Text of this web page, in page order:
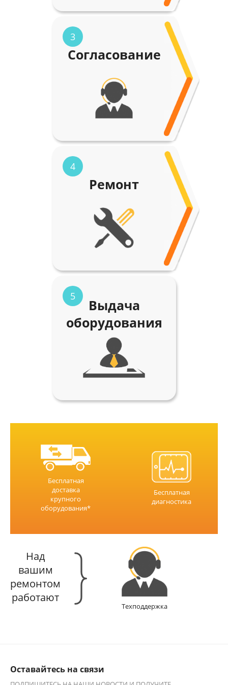
3
Согласование
4
Ремонт
5
Выдача
оборудования
Бесплатная
доставка
крупного
оборудования*
Бесплатная
диагностика
Над
вашим
ремонтом
работают
Техподдержка
Оставайтесь на связи